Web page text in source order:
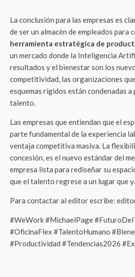
La conclusión para las empresas es
de ser un almacén de empleados para
herramienta estratégica de
un mercado donde la Inteligencia
resultados y el bienestar son los
competitividad, las organizaciones
esquemas rígidos están condenadas
talento.
Las empresas que entiendan que el
parte fundamental de la experiencia
ventaja competitiva masiva. La
concesión, es el nuevo estándar del
empresa lista para rediseñar su
que el talento regrese a un lugar que
Para contactar al editor escribe:
#WeWork #MichaelPage
#OficinaFlex #TalentoHumano
#Productividad #Tendencias2026